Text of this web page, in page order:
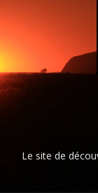
Le site de